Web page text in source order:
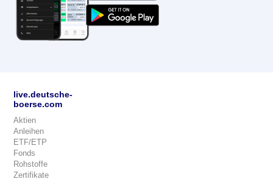
live.deutsche-
boerse.com
Aktien
Anleihen
ETF/ETP
Fonds
Rohstoffe
Zertifikate